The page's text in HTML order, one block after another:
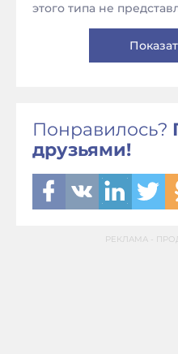
этого типа не
Понравилось?
друзьями!
РЕКЛАМА -